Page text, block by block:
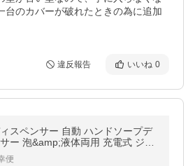
台のカバーが破れたときの為に追加
違反報告 いいね 0
スペンサー 自動 ハンドソープデ
ー 泡&amp;液体両用 充電式 ジェ
容量 非接触式 センサー式 防水
便